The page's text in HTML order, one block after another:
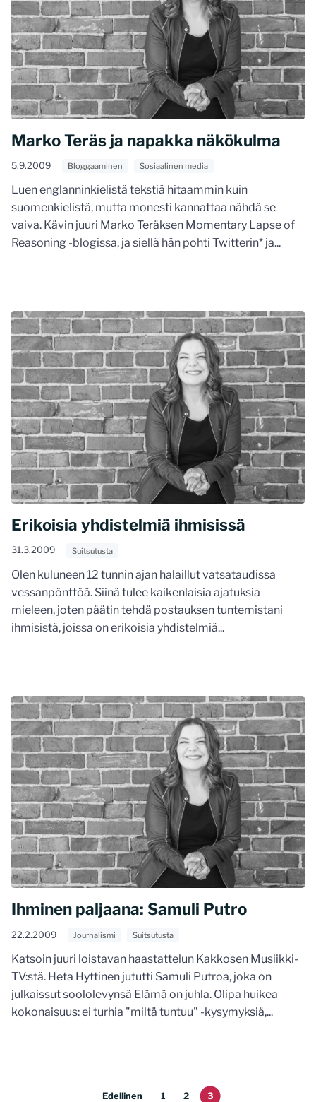
Marko Teräs ja napakka näkökulma
5.9.2009 Bloggaaminen Sosiaalinen media
Luen englanninkielistä tekstiä hitaammin kuin
suomenkielistä, mutta monesti kannattaa nähdä se
vaiva. Kävin juuri Marko Teräksen Momentary Lapse of
Reasoning -blogissa, ja siellä hän pohti Twitterin* ja...
Erikoisia yhdistelmiä ihmisissä
31.3.2009 Suitsutusta
Olen kuluneen 12 tunnin ajan halaillut vatsataudissa
vessanpönttöä. Siinä tulee kaikenlaisia ajatuksia
mieleen, joten päätin tehdä postauksen tuntemistani
ihmisistä, joissa on erikoisia yhdistelmiä...
Ihminen paljaana: Samuli Putro
22.2.2009 Journalismi Suitsutusta
Katsoin juuri loistavan haastattelun Kakkosen Musiikki-
TV:stä. Heta Hyttinen jututti Samuli Putroa, joka on
julkaissut soololevynsä Elämä on juhla. Olipa huikea
kokonaisuus: ei turhia "miltä tuntuu" -kysymyksiä,...
Edellinen 1 2 3